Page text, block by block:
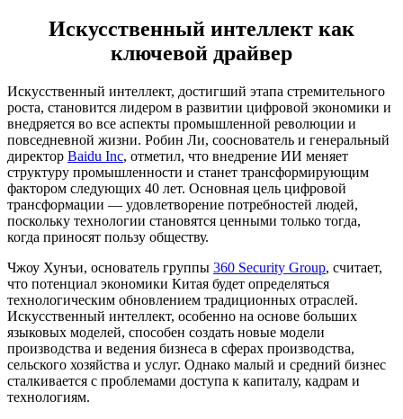
Искусственный интеллект как
ключевой драйвер
Искусственный интеллект, достигший этапа стремительного
роста, становится лидером в развитии цифровой экономики и
внедряется во все аспекты промышленной революции и
повседневной жизни. Робин Ли, сооснователь и генеральный
директор Baidu Inc, отметил, что внедрение ИИ меняет
структуру промышленности и станет трансформирующим
фактором следующих 40 лет. Основная цель цифровой
трансформации — удовлетворение потребностей людей,
поскольку технологии становятся ценными только тогда,
когда приносят пользу обществу.
Чжоу Хунъи, основатель группы 360 Security Group, считает,
что потенциал экономики Китая будет определяться
технологическим обновлением традиционных отраслей.
Искусственный интеллект, особенно на основе больших
языковых моделей, способен создать новые модели
производства и ведения бизнеса в сферах производства,
сельского хозяйства и услуг. Однако малый и средний бизнес
сталкивается с проблемами доступа к капиталу, кадрам и
технологиям.